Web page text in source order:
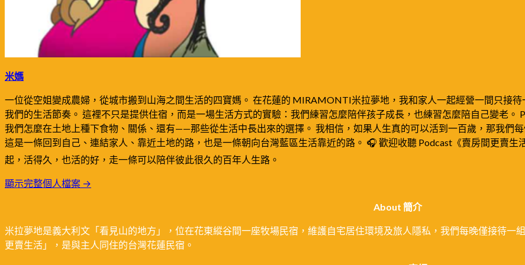
米媽
一位從空姐變成農婦，從城市搬到山海之間生活的四寶媽。 在花蓮的 MIRAMONTI米拉夢地，我和家人一起經營一間只接
我們的生活節奏。 這裡不只是提供住宿，而是一場生活方式的實驗：我們練習怎麼陪伴孩子成長，也練習怎麼陪自己變老
我們怎麼在土地上種下食物、關係、還有——那些從生活中長出來的選擇。 我相信，如果人生真的可以活到一百歲，那我們
這是一條回到自己、連結家人、靠近土地的路，也是一條朝向台灣藍區生活靠近的路。 🎧 歡迎收聽 Podcast《賣房間更賣
起，活得久，也活的好，走一條可以陪伴彼此很久的百年人生路。
顯示完整個人檔案 →
About 簡介
米拉夢地是義大利文「看見山的地方」，位在花東縱谷間一座牧場民宿，維護自宅居住環境及旅人隱私，我們每晚僅接待一
更賣生活」，是與主人同住的台灣花蓮民宿。